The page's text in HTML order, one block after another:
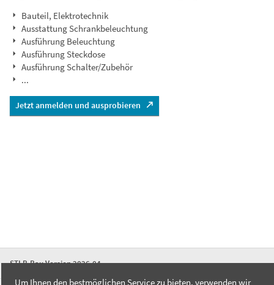
Bauteil, Elektrotechnik
Ausstattung Schrankbeleuchtung
Ausführung Beleuchtung
Ausführung Steckdose
Ausführung Schalter/Zubehör
...
Jetzt anmelden und ausprobieren
STLB-Bau Version 2026-04
Um Ihnen den bestmöglichen Service zu bieten, verwenden wir